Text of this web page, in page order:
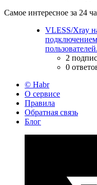
Самое интересное за 24
VLESS/Xray
2
0
© Habr
О сервисе
Правила
Обратная связь
Блог